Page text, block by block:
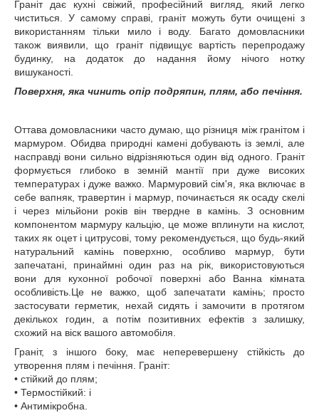
Граніт дає кухні свіжий, професійний вигляд, який легко
чиститься. У самому справі, граніт можуть бути очищені з
використанням тільки мило і воду. Багато домовласники
також виявили, що граніт підвищує вартість перепродажу
будинку, на додаток до надання йому нічого нотку
вишуканості.
Поверхня, яка чинить опір подряпин, плям, або печіння.
Оттава домовласники часто думаю, що різниця між гранітом і
мармуром. Обидва природні камені добувають із землі, але
насправді вони сильно відрізняються один від одного. Граніт
формується глибоко в земній мантії при дуже високих
температурах і дуже важко. Мармуровий сім'я, яка включає в
себе вапняк, травертин і мармур, починається як осаду скелі
і через мільйони років він твердне в камінь. З основним
компонентом мармуру кальцію, це може вплинути на кислот,
таких як оцет і цитрусові, тому рекомендується, що будь-який
натуральний камінь поверхню, особливо мармур, бути
запечатані, принаймні один раз на рік, використовуються
вони для кухонної робочої поверхні або Ванна кімната
особливість.Це не важко, щоб запечатати камінь; просто
застосувати герметик, нехай сидять і замочити в протягом
декількох годин, а потім позитивних ефектів з залишку,
схожий на віск вашого автомобіля.
Граніт, з іншого боку, має неперевершену стійкість до
утворення плям і печіння. Граніт:
• стійкий до плям;
• Термостійкий: і
• Антимікробна.